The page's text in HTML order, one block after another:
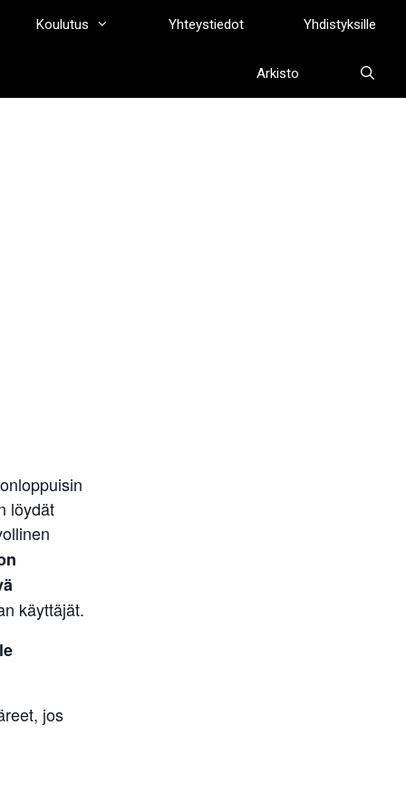
Koulutus Yhteystiedot Yhdistyksille
Arkisto
löydät
käyttäjät.
jos